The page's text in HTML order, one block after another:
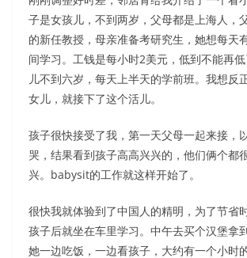
子是女孩儿，不到两岁，父母都是上海人，
的新任教授，母亲准备考研究生，她想每天
间学习。工钱是每小时2美元，低到不能再
儿不到六岁，每天上半天的学前班。我想反
女儿，就接下了这个活儿。
孩子很快接受了我，第一天父母一起来接，
哭，结果看到孩子高高兴兴的，他们俩个都
兴。babysit的工作就这样开始了。
很快我就体验到了中国人的精明，为了节省
孩子后就坐在车里学习。中午去买个汉堡拿
她一边吃饭，一边看孩子，大约有一个小时